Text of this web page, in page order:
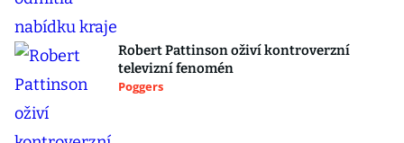
Robert Pattinson oživí kontroverzní
televizní fenomén
Poggers